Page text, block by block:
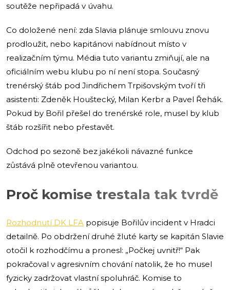
soutěže nepřipadá v úvahu.
Co doložené není: zda Slavia plánuje smlouvu znovu
prodloužit, nebo kapitánovi nabídnout místo v
realizačním týmu. Média tuto variantu zmiňují, ale na
oficiálním webu klubu po ní není stopa. Současný
trenérský štáb pod Jindřichem Trpišovským tvoří tři
asistenti: Zdeněk Houštecký, Milan Kerbr a Pavel Řehák.
Pokud by Bořil přešel do trenérské role, musel by klub
štáb rozšířit nebo přestavět.
Odchod po sezoně bez jakékoli návazné funkce
zůstává plně otevřenou variantou.
Proč komise trestala tak tvrdě
Rozhodnutí DK LFA popisuje Bořilův incident v Hradci
detailně. Po obdržení druhé žluté karty se kapitán Slavie
otočil k rozhodčímu a pronesl: „Počkej uvnitř!“ Pak
pokračoval v agresivním chování natolik, že ho musel
fyzicky zadržovat vlastní spoluhráč. Komise to